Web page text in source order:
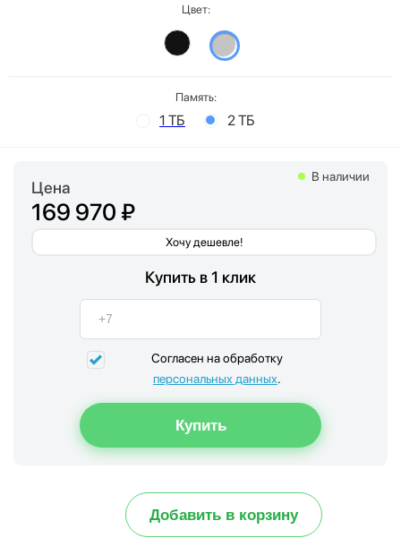
Цвет:
Память:
1 ТБ 2 ТБ
Цена
169 970 ₽
Хочу дешевле!
В наличии
Купить в 1 клик
Согласен на обработку
персональных данных.
Добавить в корзину